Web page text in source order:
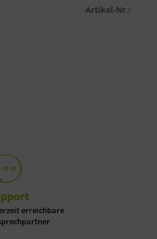
Artikel-Nr.:
erreichbare